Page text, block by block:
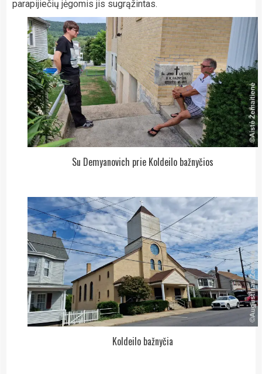
parapijiečių jėgomis jis sugrąžintas.
Su Demyanovich prie Koldeilo bažnyčios
Koldeilo bažnyčia